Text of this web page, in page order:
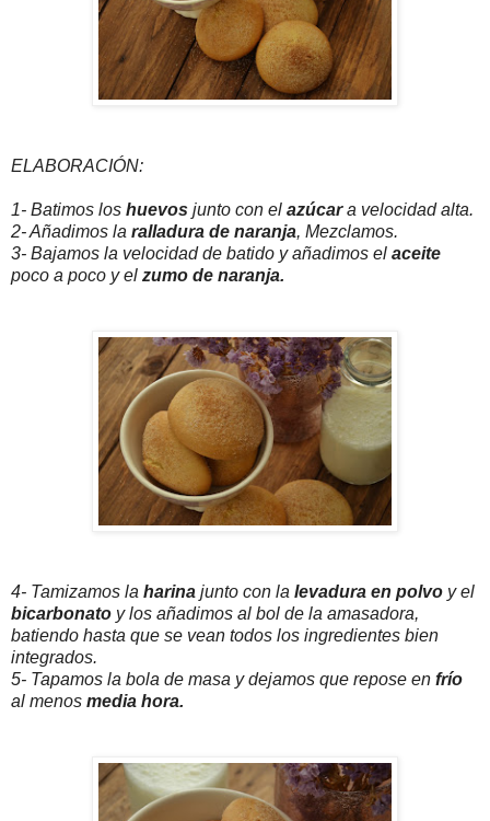
ELABORACIÓN:
1- Batimos los huevos junto con el azúcara velocidad alta.
2- Añadimos la ralladura de naranja, Mezclamos.
3- Bajamos la velocidad de batido y añadimos el aceite
poco a poco y el zumo de naranja.
4- Tamizamos la harina junto con la levadura en polvo y el
bicarbonato y los añadimos al bol de la amasadora,
batiendo hasta que se vean todos los ingredientes bien
integrados.
5- Tapamos la bola de masa y dejamos que repose en frío
al menos media hora.